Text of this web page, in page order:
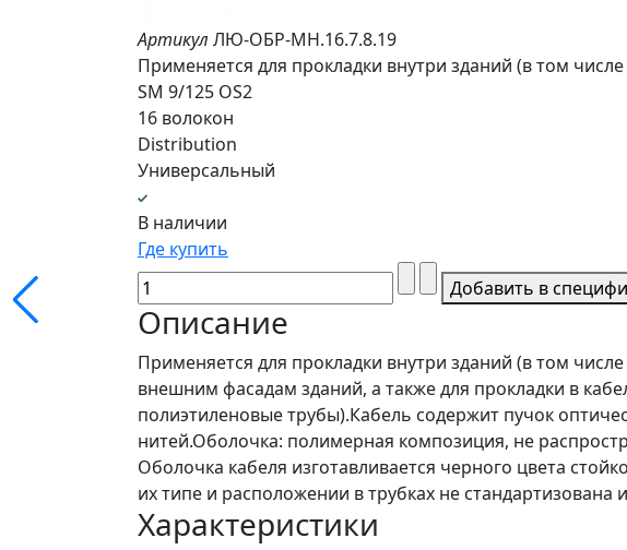
Артикул ЛЮ-ОБР-МН.16.7.8.19
Применяется для прокладки внутри зданий (в том
SM 9/125 OS2
16 волокон
Distribution
Универсальный
В наличии
Где купить
Добавить в
Описание
Применяется для прокладки внутри зданий (в том
внешним фасадам зданий, а также для прокладки в
полиэтиленовые трубы).Кабель содержит пучок
нитей.Оболочка: полимерная композиция, не
Оболочка кабеля изготавливается черного цвета
их типе и расположении в трубках не стандартизована
Характеристики